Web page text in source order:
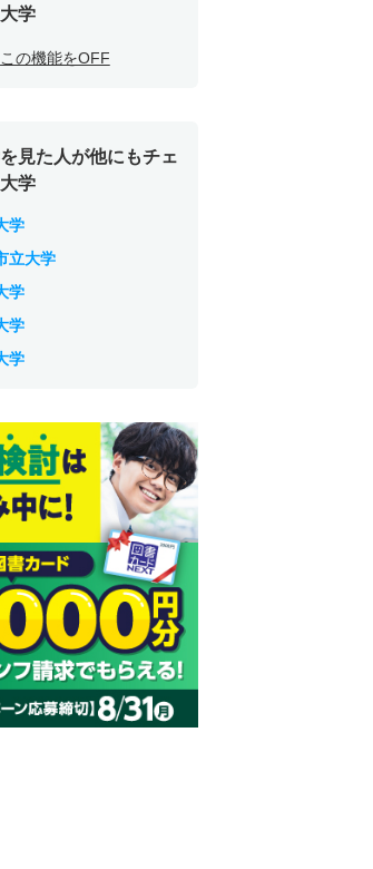
学
この機能をOFF
見た人が他にもチェ
学
学
立大学
学
学
学